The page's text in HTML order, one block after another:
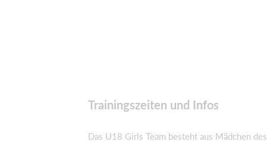
Trainingszeiten und Infos
Das U18 Girls Team besteht aus Mädchen